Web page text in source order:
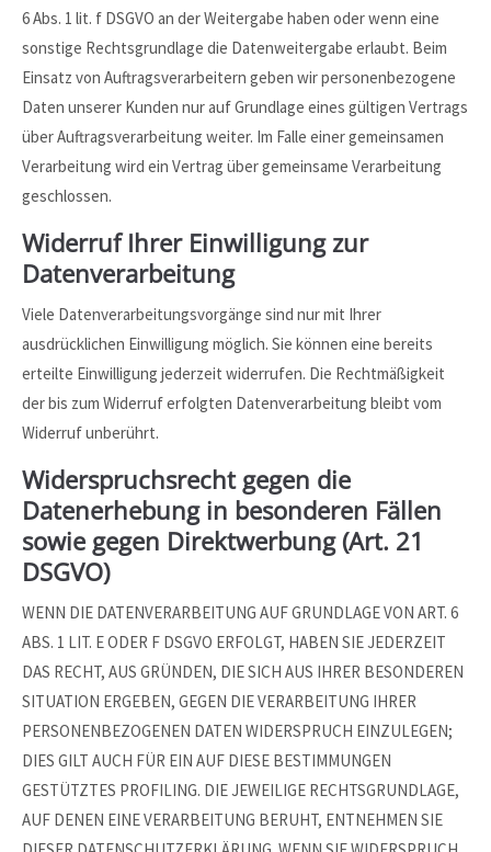
6 Abs. 1 lit. f DSGVO an der Weitergabe haben oder wenn eine
sonstige Rechtsgrundlage die Datenweitergabe erlaubt. Beim
Einsatz von Auftragsverarbeitern geben wir personenbezogene
Daten unserer Kunden nur auf Grundlage eines gültigen Vertrags
über Auftragsverarbeitung weiter. Im Falle einer gemeinsamen
Verarbeitung wird ein Vertrag über gemeinsame Verarbeitung
geschlossen.
Widerruf Ihrer Einwilligung zur
Datenverarbeitung
Viele Datenverarbeitungsvorgänge sind nur mit Ihrer
ausdrücklichen Einwilligung möglich. Sie können eine bereits
erteilte Einwilligung jederzeit widerrufen. Die Rechtmäßigkeit
der bis zum Widerruf erfolgten Datenverarbeitung bleibt vom
Widerruf unberührt.
Widerspruchsrecht gegen die
Datenerhebung in besonderen Fällen
sowie gegen Direktwerbung (Art. 21
DSGVO)
WENN DIE DATENVERARBEITUNG AUF GRUNDLAGE VON ART. 6
ABS. 1 LIT. E ODER F DSGVO ERFOLGT, HABEN SIE JEDERZEIT
DAS RECHT, AUS GRÜNDEN, DIE SICH AUS IHRER BESONDEREN
SITUATION ERGEBEN, GEGEN DIE VERARBEITUNG IHRER
PERSONENBEZOGENEN DATEN WIDERSPRUCH EINZULEGEN;
DIES GILT AUCH FÜR EIN AUF DIESE BESTIMMUNGEN
GESTÜTZTES PROFILING. DIE JEWEILIGE RECHTSGRUNDLAGE,
AUF DENEN EINE VERARBEITUNG BERUHT, ENTNEHMEN SIE